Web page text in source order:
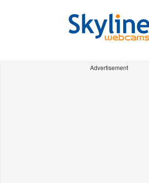
Advertisement